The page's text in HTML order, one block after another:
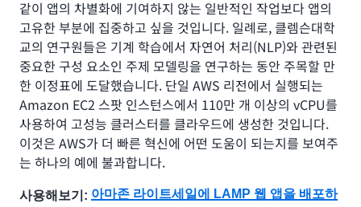
같이 앱의 차별화에 기여하지 않는 일반적인 작업보다 앱의
고유한 부분에 집중하고 싶을 것입니다. 일례로, 클렘슨대학
교의 연구원들은 기계 학습에서 자연어 처리(NLP)와 관련된
중요한 구성 요소인 주제 모델링을 연구하는 동안 주목할 만
한 이정표에 도달했습니다. 단일 AWS 리전에서 실행되는
Amazon EC2 스팟 인스턴스에서 110만 개 이상의 vCPU를
사용하여 고성능 클러스터를 클라우드에 생성한 것입니다.
이것은 AWS가 더 빠른 혁신에 어떤 도움이 되는지를 보여주
는 하나의 예에 불과합니다.
사용해보기: 아마존 라이트세일에 LAMP 웹 앱을 배포하